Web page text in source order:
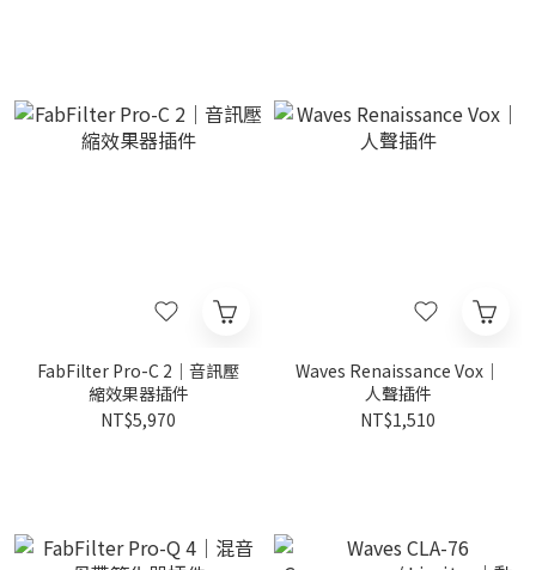
FabFilter Pro-C 2｜音訊壓
縮效果器插件
NT$5,970
Waves Renaissance Vox｜
人聲插件
NT$1,510